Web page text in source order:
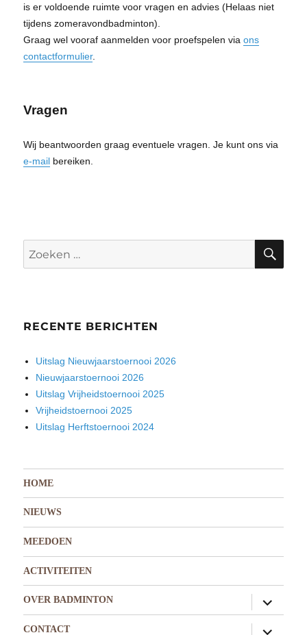
is er voldoende ruimte voor vragen en advies (Helaas niet
tijdens zomeravondbadminton).
Graag wel vooraf aanmelden voor proefspelen viaons
contactformulier.
Vragen
Wij beantwoorden graag eventuele vragen. Je kunt ons via
e-mail bereiken.
Zoeken
RECENTE BERICHTEN
Uitslag Nieuwjaarstoernooi 2026
Nieuwjaarstoernooi 2026
Uitslag Vrijheidstoernooi 2025
Vrijheidstoernooi 2025
Uitslag Herftstoernooi 2024
HOME
NIEUWS
MEEDOEN
ACTIVITEITEN
OVER BADMINTON
CONTACT